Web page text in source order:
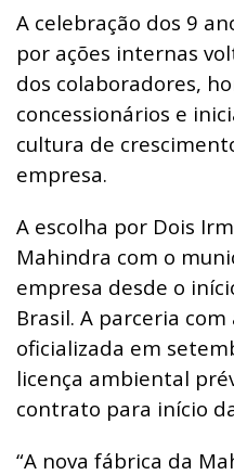
A celebração dos 9
por ações internas
dos colaboradores,
concessionários e
cultura de
empresa.
A escolha por Dois
Mahindra com o
empresa desde o
Brasil. A parceria
oficializada em
licença ambiental
contrato para início
“A nova fábrica da